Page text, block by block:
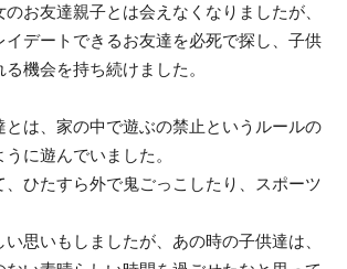
お友達親子とは会えなくなりましたが、
イデートできるお友達を必死で探し、子供
機会を持ち続けました。
とは、家の中で遊ぶの禁止というルールの
に遊んでいました。
ひたすら外で鬼ごっこしたり、スポーツ
思いもしましたが、あの時の子供達は、